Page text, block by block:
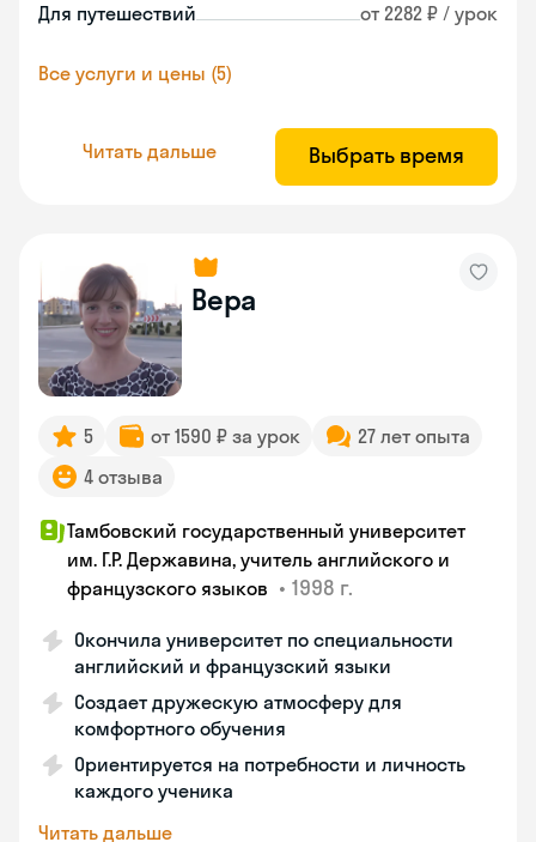
Для путешествий от 2282 ₽ / урок
Все услуги и цены (5)
Читать дальше Выбрать время
Вера
5 от 1590 ₽ за урок
27 лет опыта
4 отзыва
Тамбовский государственный университет
им. Г.Р. Державина, учитель английского и
французского языков • 1998 г.
Окончила университет по специальности
английский и французский языки
Создает дружескую атмосферу для
комфортного обучения
Ориентируется на потребности и личность
каждого ученика
Читать дальше